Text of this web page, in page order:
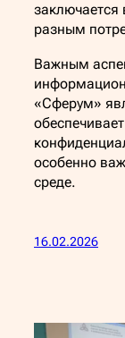
заключается
разным
Важным
«Сферум»
особенно
среде.
16.02.2026